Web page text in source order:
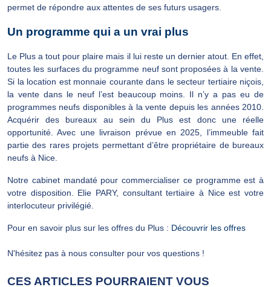
permet de répondre aux attentes de ses futurs usagers.
Un programme qui a un vrai plus
Le Plus a tout pour plaire mais il lui reste un dernier atout. En effet,
toutes les surfaces du programme neuf sont proposées à la vente.
Si la location est monnaie courante dans le secteur tertiaire niçois,
la vente dans le neuf l’est beaucoup moins. Il n’y a pas eu de
programmes neufs disponibles à la vente depuis les années 2010.
Acquérir des bureaux au sein du Plus est donc une réelle
opportunité. Avec une livraison prévue en 2025, l’immeuble fait
partie des rares projets permettant d’être propriétaire de bureaux
neufs à Nice.
Notre cabinet mandaté pour commercialiser ce programme est à
votre disposition. Elie PARY, consultant tertiaire à Nice est votre
interlocuteur privilégié.
Pour en savoir plus sur les offres du Plus : Découvrir les offres
N'hésitez pas à nous consulter pour vos questions !
CES ARTICLES POURRAIENT VOUS